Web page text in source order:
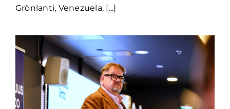
Grönlanti, Venezuela, [...]